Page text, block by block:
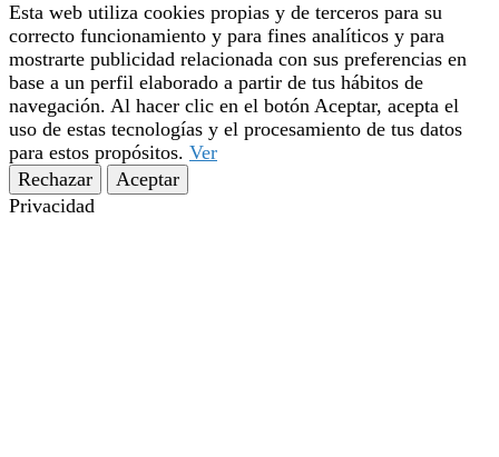
Esta web utiliza cookies propias y de terceros para su
correcto funcionamiento y para fines analíticos y para
mostrarte publicidad relacionada con sus preferencias en
base a un perfil elaborado a partir de tus hábitos de
navegación. Al hacer clic en el botón Aceptar, acepta el
uso de estas tecnologías y el procesamiento de tus datos
para estos propósitos. Ver
Rechazar
Aceptar
Privacidad